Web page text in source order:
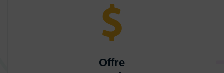
Offre